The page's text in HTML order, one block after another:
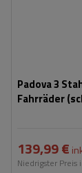
Padova 3
Fahrräder
139,99 €
Niedrigster Preis